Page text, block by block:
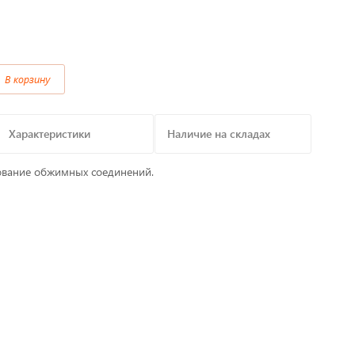
Разъемы, контакты
Изоляционные материалы,гофра
В корзину
Характеристики Наличие на складах
обжимных соединений.